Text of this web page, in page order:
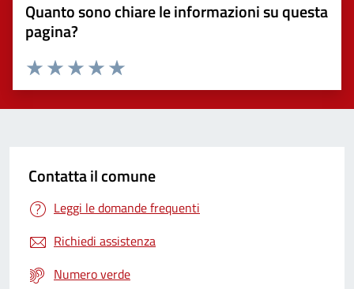
Quanto sono chiare le informazioni su questa
pagina?
Valuta 5 stelle su 5
Valuta 4 stelle su 5
Valuta 3 stelle su 5
Valuta 2 stelle su 5
Valuta 1 stelle su 5
Contatta il comune
Leggi le domande frequenti
Richiedi assistenza
Numero verde